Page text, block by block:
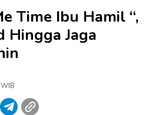
Time Ibu Hamil “,
Hingga Jaga